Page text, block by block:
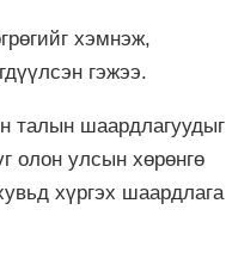
хэмнэж,
гэжээ.
талын шаардлагуудыг
олон улсын хөрөнгө
хүргэх шаардлага